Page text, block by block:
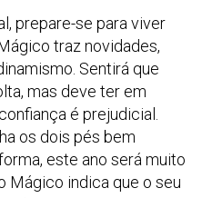
prepare-se para viver
traz novidades,
Sentirá que
mas deve ter em
é prejudicial.
os dois pés bem
este ano será muito
Mágico indica que o seu